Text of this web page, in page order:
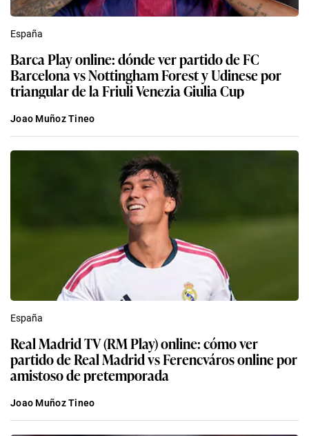
España
Barca Play online: dónde ver partido de FC
Barcelona vs Nottingham Forest y Udinese por
triangular de la Friuli Venezia Giulia Cup
Joao Muñoz Tineo
España
Real Madrid TV (RM Play) online: cómo ver
partido de Real Madrid vs Ferencváros online por
amistoso de pretemporada
Joao Muñoz Tineo